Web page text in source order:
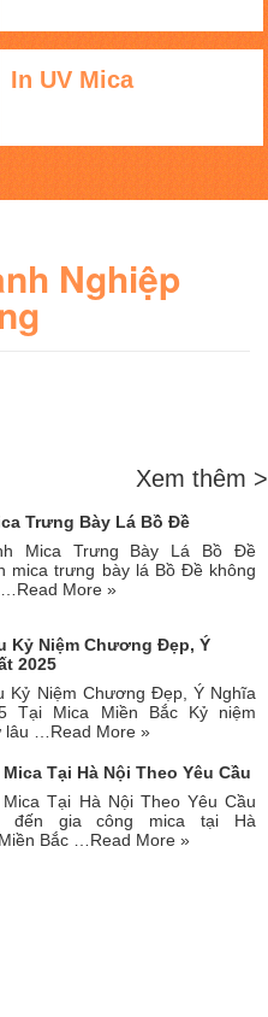
In UV Mica
Nghiệp
Xem thêm >
Trưng Bày Lá Bồ Đề
Mica Trưng Bày Lá Bồ Đề
mica trưng bày lá Bồ Đề không
Read More »
Kỷ Niệm Chương Đẹp, Ý
2025
Kỷ Niệm Chương Đẹp, Ý Nghĩa
Tại Mica Miền Bắc Kỷ niệm
… Read More »
Tại Hà Nội Theo Yêu Cầu
Tại Hà Nội Theo Yêu Cầu
đến gia công mica tại Hà
Bắc …Read More »